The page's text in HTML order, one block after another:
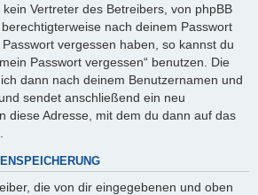
Vertreter des Betreibers, von phpBB
nach deinem Passwort
vergessen haben, so kannst du
Passwort vergessen“ benutzen. Die
dann nach deinem Benutzernamen und
sendet anschließend ein neu
diese Adresse, mit dem du dann auf das
die von dir eingegebenen und oben